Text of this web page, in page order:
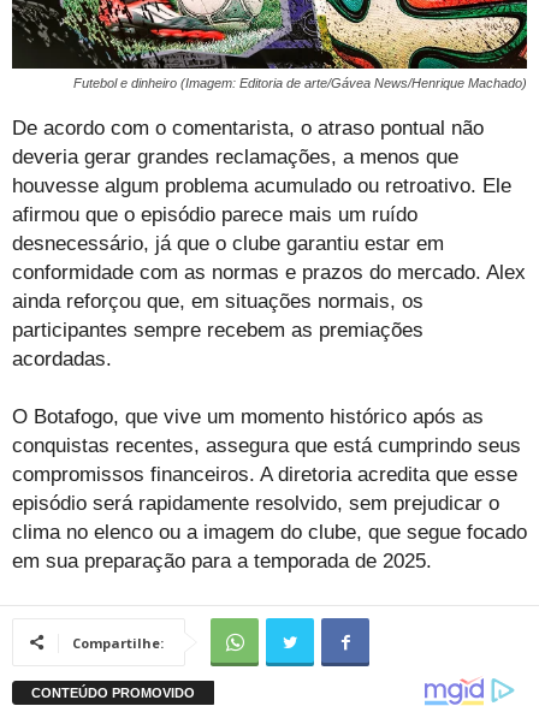
Futebol e dinheiro (Imagem: Editoria de arte/Gávea News/Henrique Machado)
De acordo com o comentarista, o atraso pontual não
deveria gerar grandes reclamações, a menos que
houvesse algum problema acumulado ou retroativo. Ele
afirmou que o episódio parece mais um ruído
desnecessário, já que o clube garantiu estar em
conformidade com as normas e prazos do mercado. Alex
ainda reforçou que, em situações normais, os
participantes sempre recebem as premiações
acordadas.
O Botafogo, que vive um momento histórico após as
conquistas recentes, assegura que está cumprindo seus
compromissos financeiros. A diretoria acredita que esse
episódio será rapidamente resolvido, sem prejudicar o
clima no elenco ou a imagem do clube, que segue focado
em sua preparação para a temporada de 2025.
Compartilhe: